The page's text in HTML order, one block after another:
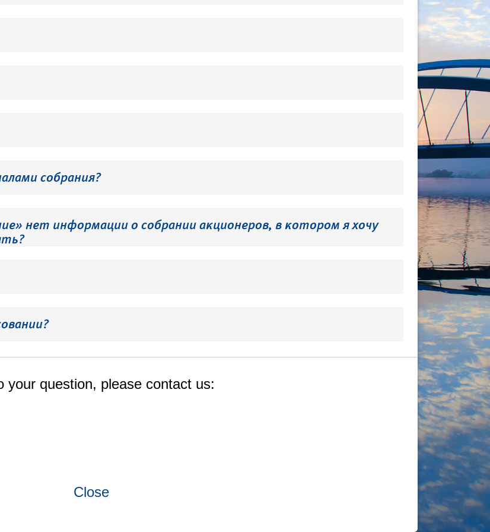
собрания?
нет информации о собрании акционеров, в котором я хочу
your question, please contact us:
Close